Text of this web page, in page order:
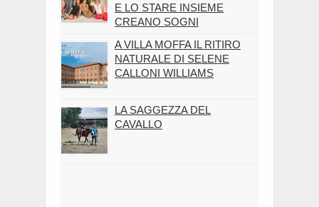
E LO STARE INSIEME
CREANO SOGNI
A VILLA MOFFA IL RITIRO
NATURALE DI SELENE
CALLONI WILLIAMS
LA SAGGEZZA DEL
CAVALLO